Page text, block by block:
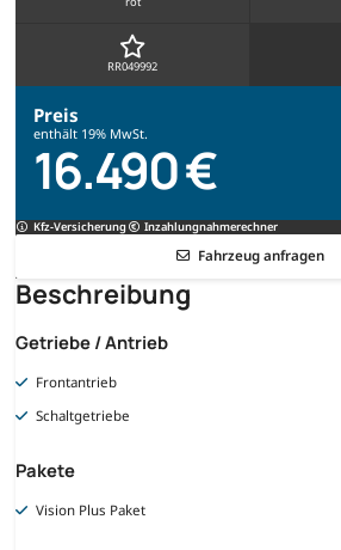
RR049992
Preis
enthält 19% MwSt.
16.490 €
Kfz-Versicherung Inzahlungnahmerechner
Fahrzeug anfragen
Beschreibung
Getriebe / Antrieb
Frontantrieb
Schaltgetriebe
Pakete
Vision Plus Paket